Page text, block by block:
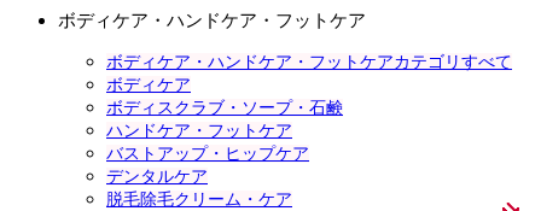
ボディケア・ハンドケア・フットケア
ボディケア・ハンドケア・フットケアカテゴリすべて
ボディケア
ボディスクラブ・ソープ・石鹸
ハンドケア・フットケア
バストアップ・ヒップケア
デンタルケア
脱毛除毛クリーム・ケア